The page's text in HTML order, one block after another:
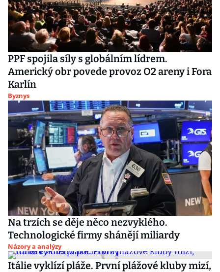
PPF spojila síly s globálním lídrem.
Americký obr povede provoz O2 areny i Fora
Karlín
Byznys
Na trzích se děje něco nezvyklého.
Technologické firmy shánějí miliardy
Názory a analýzy
Itálie vyklízí pláže. První plážové kluby mizí,